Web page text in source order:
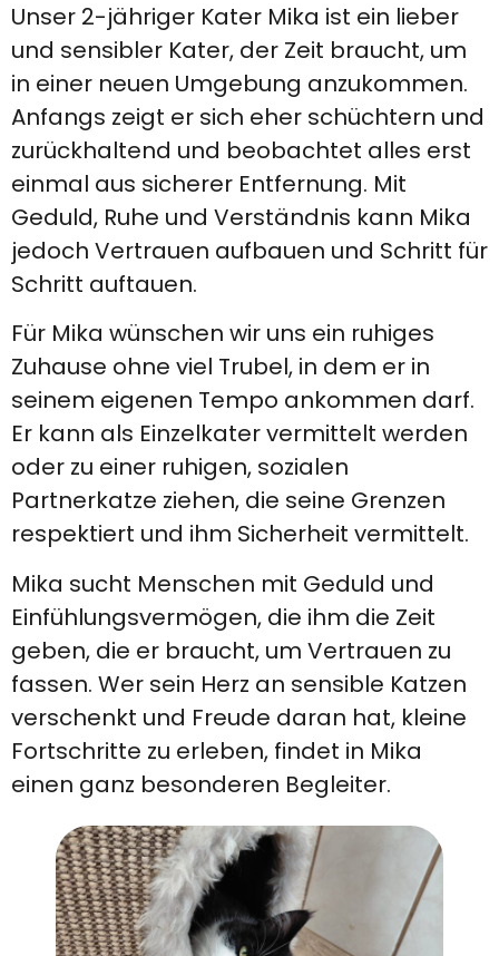
Unser 2-jähriger Kater Mika ist ein lieber
und sensibler Kater, der Zeit braucht, um
in einer neuen Umgebung anzukommen.
Anfangs zeigt er sich eher schüchtern und
zurückhaltend und beobachtet alles erst
einmal aus sicherer Entfernung. Mit
Geduld, Ruhe und Verständnis kann Mika
jedoch Vertrauen aufbauen und Schritt für
Schritt auftauen.
Für Mika wünschen wir uns ein ruhiges
Zuhause ohne viel Trubel, in dem er in
seinem eigenen Tempo ankommen darf.
Er kann als Einzelkater vermittelt werden
oder zu einer ruhigen, sozialen
Partnerkatze ziehen, die seine Grenzen
respektiert und ihm Sicherheit vermittelt.
Mika sucht Menschen mit Geduld und
Einfühlungsvermögen, die ihm die Zeit
geben, die er braucht, um Vertrauen zu
fassen. Wer sein Herz an sensible Katzen
verschenkt und Freude daran hat, kleine
Fortschritte zu erleben, findet in Mika
einen ganz besonderen Begleiter.